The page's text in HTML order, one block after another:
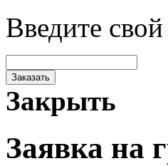
Введите
Заказать
Закрыть
Заявка на